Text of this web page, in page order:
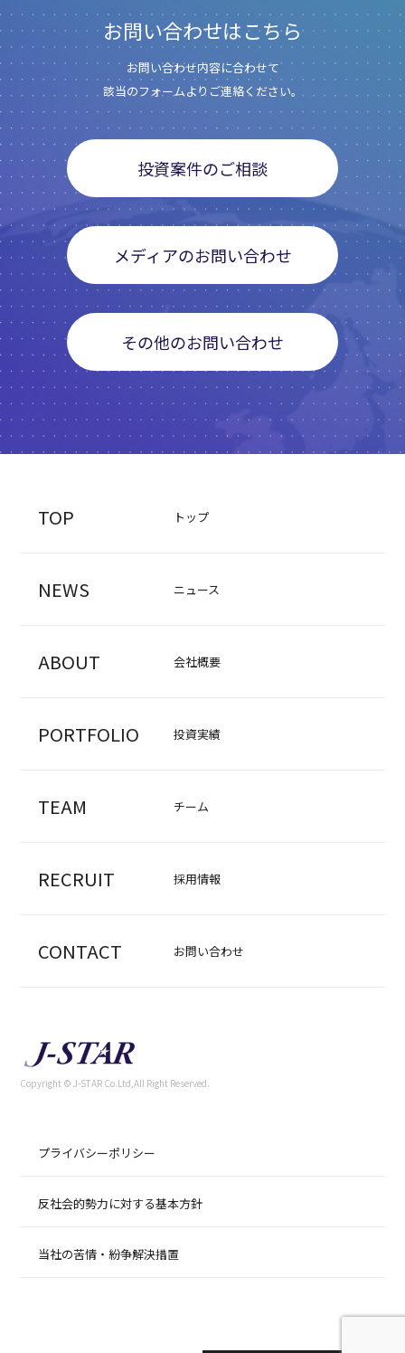
お問い合わせはこちら
お問い合わせ内容に合わせて
該当のフォームよりご連絡ください。
投資案件のご相談
メディアのお問い合わせ
その他のお問い合わせ
TOP トップ
NEWS ニュース
ABOUT 会社概要
PORTFOLIO 投資実績
TEAM チーム
RECRUIT 採用情報
CONTACT お問い合わせ
Copyright © J-STAR Co.Ltd,All Right Reserved.
プライバシーポリシー
反社会的勢力に対する基本方針
当社の苦情・紛争解決措置